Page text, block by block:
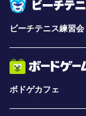
ビーチテニス練習会
ボドゲカフェ